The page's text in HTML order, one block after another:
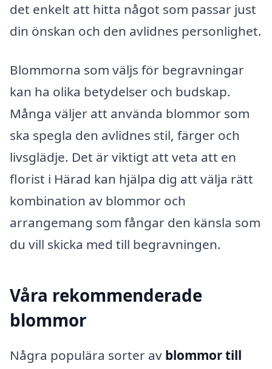
det enkelt att hitta något som passar just
din önskan och den avlidnes personlighet.
Blommorna som väljs för begravningar
kan ha olika betydelser och budskap.
Många väljer att använda blommor som
ska spegla den avlidnes stil, färger och
livsglädje. Det är viktigt att veta att en
florist i Härad kan hjälpa dig att välja rätt
kombination av blommor och
arrangemang som fångar den känsla som
du vill skicka med till begravningen.
Våra rekommenderade
blommor
Några populära sorter av blommor till